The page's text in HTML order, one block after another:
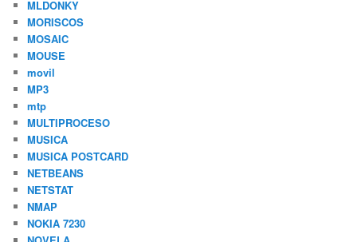
MLDONKY
MORISCOS
MOSAIC
MOUSE
movil
MP3
mtp
MULTIPROCESO
MUSICA
MUSICA POSTCARD
NETBEANS
NETSTAT
NMAP
NOKIA 7230